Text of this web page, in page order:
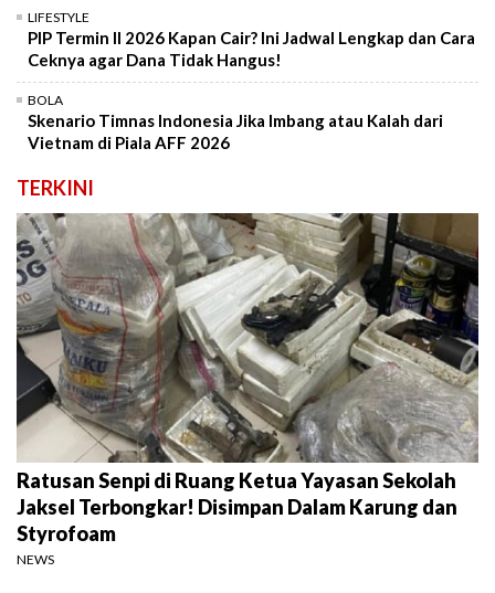
LIFESTYLE
PIP Termin II 2026 Kapan Cair? Ini Jadwal Lengkap dan Cara
Ceknya agar Dana Tidak Hangus!
BOLA
Skenario Timnas Indonesia Jika Imbang atau Kalah dari
Vietnam di Piala AFF 2026
TERKINI
Ratusan Senpi di Ruang Ketua Yayasan Sekolah
Jaksel Terbongkar! Disimpan Dalam Karung dan
Styrofoam
NEWS